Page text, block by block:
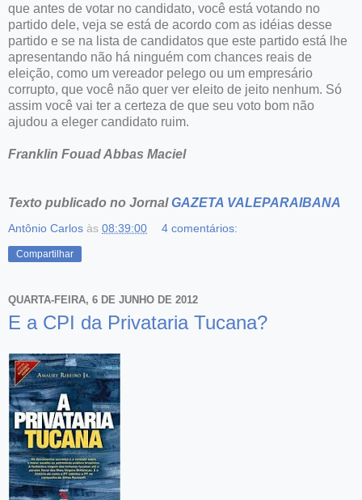
que antes de votar no candidato, você está votando no
partido dele, veja se está de acordo com as idéias desse
partido e se na lista de candidatos que este partido está lhe
apresentando não há ninguém com chances reais de
eleição, como um vereador pelego ou um empresário
corrupto, que você não quer ver eleito de jeito nenhum. Só
assim você vai ter a certeza de que seu voto bom não
ajudou a eleger candidato ruim.
Franklin Fouad Abbas Maciel
Texto publicado no JornalGAZETA VALEPARAIBANA
Antônio Carlos às 08:39:00 4 comentários:
Compartilhar
QUARTA-FEIRA, 6 DE JUNHO DE 2012
E a CPI da Privataria Tucana?